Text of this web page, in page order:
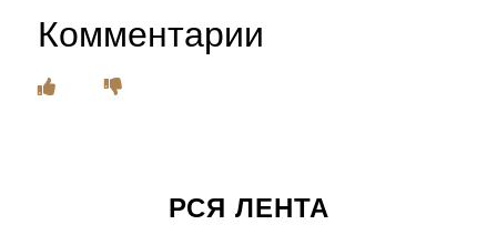
Комментарии
РСЯ ЛЕНТА